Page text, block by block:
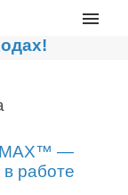
—
работе